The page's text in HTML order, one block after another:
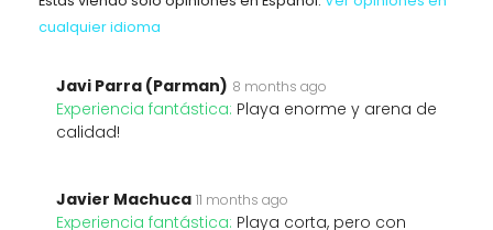
cualquier idioma
Javi Parra (Parman) 8 months ago
Experiencia fantástica: Playa enorme y arena de
calidad!
Javier Machuca 11 months ago
Experiencia fantástica: Playa corta, pero con